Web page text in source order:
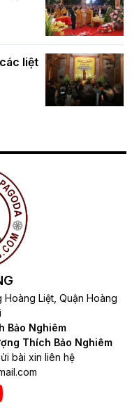
liệt
Hoàng Liệt, Quận Hoàng
Bảo Nghiêm
Thích Bảo Nghiêm
bài xin liên hệ